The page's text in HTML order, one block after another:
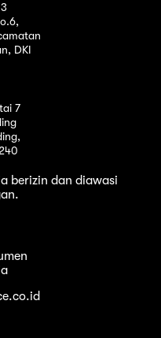
DKI
7
berizin dan diawasi